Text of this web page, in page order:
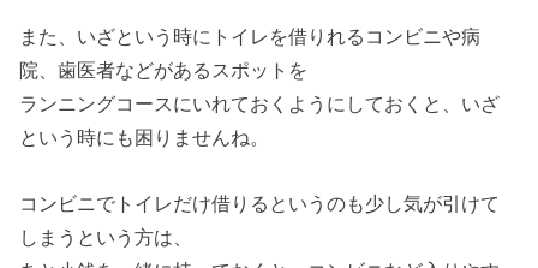
また、いざという時にトイレを借りれるコンビニや病
院、歯医者などがあるスポットを
ランニングコースにいれておくようにしておくと、いざ
という時にも困りませんね。
コンビニでトイレだけ借りるというのも少し気が引けて
しまうという方は、